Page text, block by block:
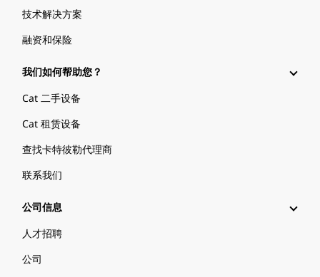
技术解决方案
融资和保险
我们如何帮助您？
Cat 二手设备
Cat 租赁设备
查找卡特彼勒代理商
联系我们
公司信息
人才招聘
公司